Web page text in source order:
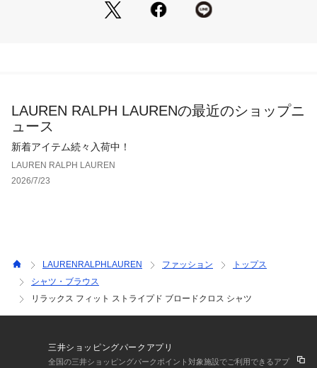
ンや商品特性を活かす為に、あえてこのような工夫をしており
ますので、予めご了承ください。　【素材】・本体：綿 100％
LAUREN RALPH LAURENの最近のショップニ
ュース
新着アイテム続々入荷中！
LAUREN RALPH LAUREN
2026/7/23
LAURENRALPHLAUREN ファッション
トップス
シャツ・ブラウス
リラックス フィット ストライプド ブロードクロス シャツ
三井ショッピングパークアプリ
全国の三井ショッピングパークポイント対象施設でご利用できるアプ